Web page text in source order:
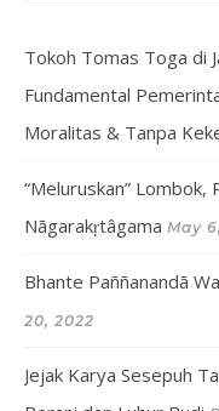
Tokoh Tomas Toga di
Fundamental
Moralitas & Tanpa
“Meluruskan” Lombok,
Nāgarakṛtâgama May
Bhante Paññanandā
20, 2022
Jejak Karya Sesepuh